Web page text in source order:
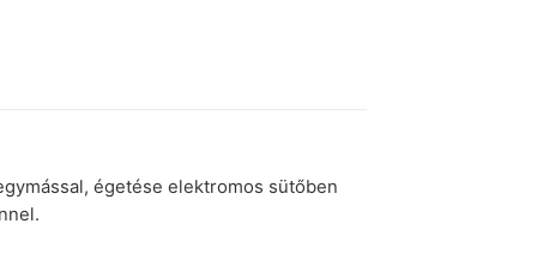
égetése elektromos sütőben